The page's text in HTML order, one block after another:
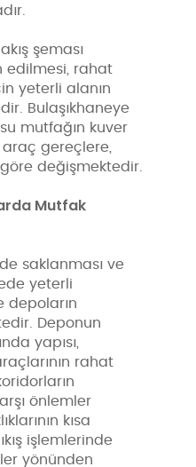
şeması
edilmesi, rahat
yeterli alanın
Bulaşıkhaneye
mutfağın kuver
araç gereçlere,
değişmektedir.
Mutfak
saklanması ve
yeterli
depoların
Deponun
yapısı,
rahat
önlemler
kısa
işlemlerinde
yönünden